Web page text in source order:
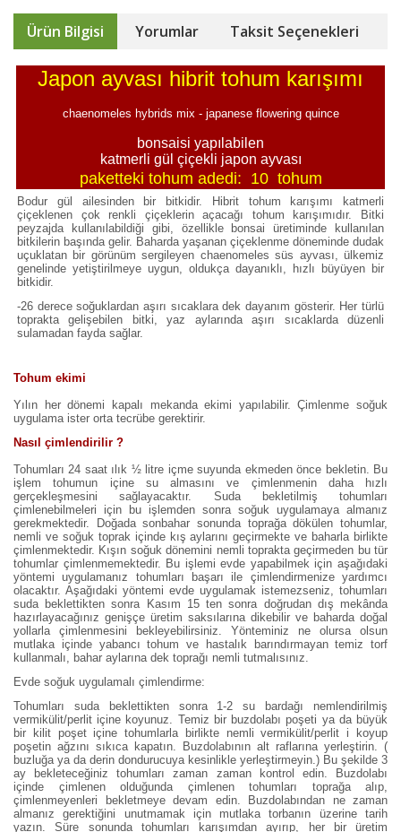
Ürün Bilgisi Yorumlar Taksit Seçenekleri
Japon ayvası hibrit tohum karışımı
chaenomeles hybrids mix - japanese flowering quince
bonsaisi yapılabilen
katmerli gül çiçekli japon ayvası
paketteki tohum adedi: 10 tohum
Bodur gül ailesinden bir bitkidir. Hibrit tohum karışımı katmerli
çiçeklenen çok renkli çiçeklerin açacağı tohum karışımıdır. Bitki
peyzajda kullanılabildiği gibi, özellikle bonsai üretiminde kullanılan
bitkilerin başında gelir. Baharda yaşanan çiçeklenme döneminde dudak
uçuklatan bir görünüm sergileyen chaenomeles süs ayvası, ülkemiz
genelinde yetiştirilmeye uygun, oldukça dayanıklı, hızlı büyüyen bir
bitkidir.
-26 derece soğuklardan aşırı sıcaklara dek dayanım gösterir. Her türlü
toprakta gelişebilen bitki, yaz aylarında aşırı sıcaklarda düzenli
sulamadan fayda sağlar.
Tohum ekimi
Yılın her dönemi kapalı mekanda ekimi yapılabilir. Çimlenme soğuk
uygulama ister orta tecrübe gerektirir.
Nasıl çimlendirilir ?
Tohumları 24 saat ılık ½ litre içme suyunda ekmeden önce bekletin. Bu
işlem tohumun içine su almasını ve çimlenmenin daha hızlı
gerçekleşmesini sağlayacaktır. Suda bekletilmiş tohumları
çimlenebilmeleri için bu işlemden sonra soğuk uygulamaya almanız
gerekmektedir. Doğada sonbahar sonunda toprağa dökülen tohumlar,
nemli ve soğuk toprak içinde kış aylarını geçirmekte ve baharla birlikte
çimlenmektedir. Kışın soğuk dönemini nemli toprakta geçirmeden bu tür
tohumlar çimlenmemektedir. Bu işlemi evde yapabilmek için aşağıdaki
yöntemi uygulamanız tohumları başarı ile çimlendirmenize yardımcı
olacaktır. Aşağıdaki yöntemi evde uygulamak istemezseniz, tohumları
suda beklettikten sonra Kasım 15 ten sonra doğrudan dış mekânda
hazırlayacağınız genişçe üretim saksılarına dikebilir ve baharda doğal
yollarla çimlenmesini bekleyebilirsiniz. Yönteminiz ne olursa olsun
mutlaka içinde yabancı tohum ve hastalık barındırmayan temiz torf
kullanmalı, bahar aylarına dek toprağı nemli tutmalısınız.
Evde soğuk uygulamalı çimlendirme:
Tohumları suda beklettikten sonra 1-2 su bardağı nemlendirilmiş
vermikülit/perlit içine koyunuz. Temiz bir buzdolabı poşeti ya da büyük
bir kilit poşet içine tohumlarla birlikte nemli vermikülit/perlit i koyup
poşetin ağzını sıkıca kapatın. Buzdolabının alt raflarına yerleştirin. (
buzluğa ya da derin dondurucuya kesinlikle yerleştirmeyin.) Bu şekilde 3
ay bekleteceğiniz tohumları zaman zaman kontrol edin. Buzdolabı
içinde çimlenen olduğunda çimlenen tohumları toprağa alıp,
çimlenmeyenleri bekletmeye devam edin. Buzdolabından ne zaman
almanız gerektiğini unutmamak için mutlaka torbanın üzerine tarih
yazın. Süre sonunda tohumları karışımdan ayırıp, her bir üretim